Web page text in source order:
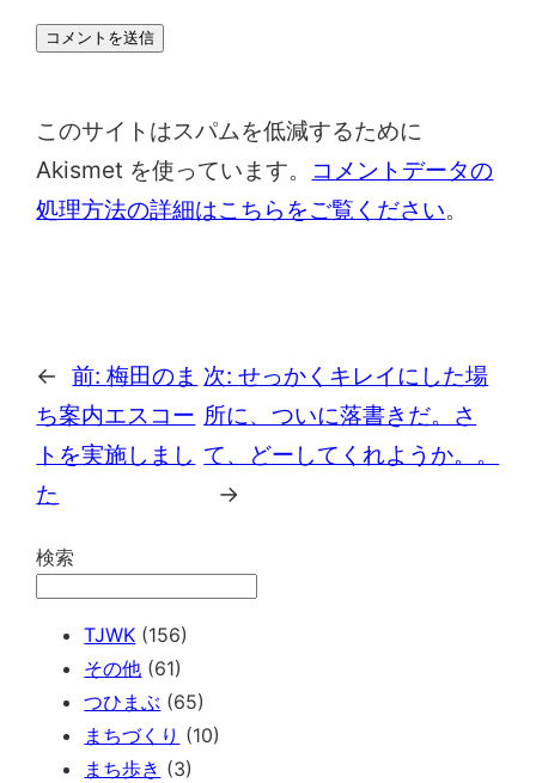
このサイトはスパムを低減するために
Akismet を使っています。
コメントデータの
処理方法の詳細はこちらをご覧ください。
← 前:梅田のま
ち案内エスコー
トを実施しまし
た
次:せっかくキレイにした場
所に、ついに落書きだ。さ
て、どーしてくれようか。。
→
検索
TJWK (156)
その他 (61)
つひまぶ (65)
まちづくり (10)
まち歩き (3)